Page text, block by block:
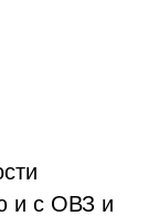
и с ОВЗ и